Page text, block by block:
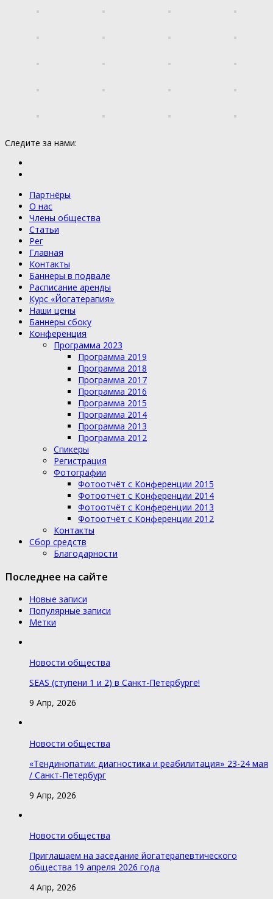
Следите за нами:
Партнёры
О нас
Члены общества
Статьи
Рег
Главная
Контакты
Баннеры в подвале
Расписание аренды
Курс «Йогатерапия»
Наши цены
Баннеры сбоку
Конференция
Программа 2023
Программа 2019
Программа 2018
Программа 2017
Программа 2016
Программа 2015
Программа 2014
Программа 2013
Программа 2012
Спикеры
Регистрация
Фотографии
Фотоотчёт с Конференции 2015
Фотоотчёт с Конференции 2014
Фотоотчёт с Конференции 2013
Фотоотчёт с Конференции 2012
Контакты
Сбор средств
Благодарности
Последнее на сайте
Новые записи
Популярные записи
Метки
Новости общества
SEAS (ступени 1 и 2) в Санкт-Петербурге!
9 Апр, 2026
Новости общества
«Тендинопатии: диагностика и реабилитация» 23-24 мая
/ Санкт-Петербург
9 Апр, 2026
Новости общества
Приглашаем на заседание йогатерапевтического
общества 19 апреля 2026 года
4 Апр, 2026